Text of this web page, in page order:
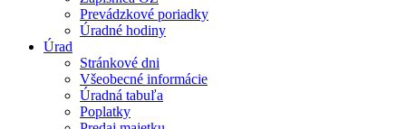
Prevádzkové poriadky
Úradné hodiny
Úrad
Stránkové dni
Všeobecné informácie
Úradná tabuľa
Poplatky